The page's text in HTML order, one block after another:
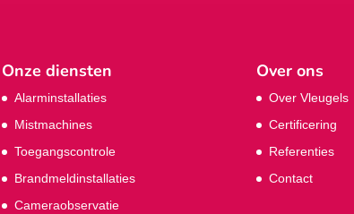
Onze diensten
Alarminstallaties
Mistmachines
Toegangscontrole
Brandmeldinstallaties
Cameraobservatie
Over ons
Over Vleugels
Certificering
Referenties
Contact